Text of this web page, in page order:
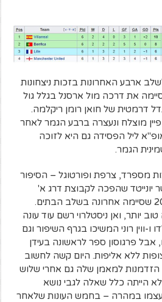
ארבע האחרונות בזכות ניצחונות
את דרכה מול ארסנל בגלל גול
דרמטית של חואן רומן ריקלמה.
מוצלח ונעצרה ברבע הגמר לאחר
ליל הפסידה גם היא לזוכה
הגמר.
מספרד, צרפת ופורטוגל – הסיפור
יונייטד שהפכה לקבוצת דרג א'
יותר, ואן ניסטלרוי רשם עוד עונה
ו-ווין רוני המשיכו בגרף השיפור וגם
אבל פרגוסון ספר לראשונה בעידן
ללא אליפות. היום קשה לחשוב
הזדמנות למאמן שלה גם אחרי שלוש
שנים כאלו, אבל ב-2006 לא הייתה כלל שאלה לגבי נושא
במהרה – בחמש העונות שלאחר